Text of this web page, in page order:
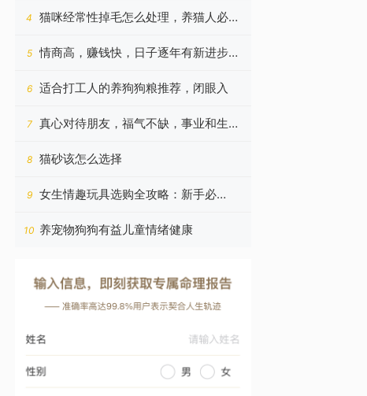
朝气蓬勃、代表着希望
4
猫咪经常性掉毛怎么处理，养猫人必
看！
5
情商高，赚钱快，日子逐年有新进步的
四个星座，今年更好
6 适合打工人的养狗狗粮推荐，闭眼入
7
真心对待朋友，福气不缺，事业和生意
蒸蒸日上的四个星座
8 猫砂该怎么选择
9
女生情趣玩具选购全攻略：新手必
读！！！
10 养宠物狗狗有益儿童情绪健康